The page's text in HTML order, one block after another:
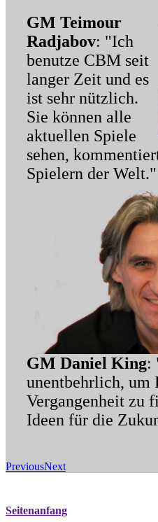
GM Teimour
Radjabov: "Ich
benutze CBM seit
langer Zeit und es
ist sehr nützlich.
Sie können alle
aktuellen Spiele
sehen,
Spielern der Welt."
GM Daniel King:
unentbehrlich, um
Vergangenheit zu
Ideen für die
PreviousNext
Seitenanfang